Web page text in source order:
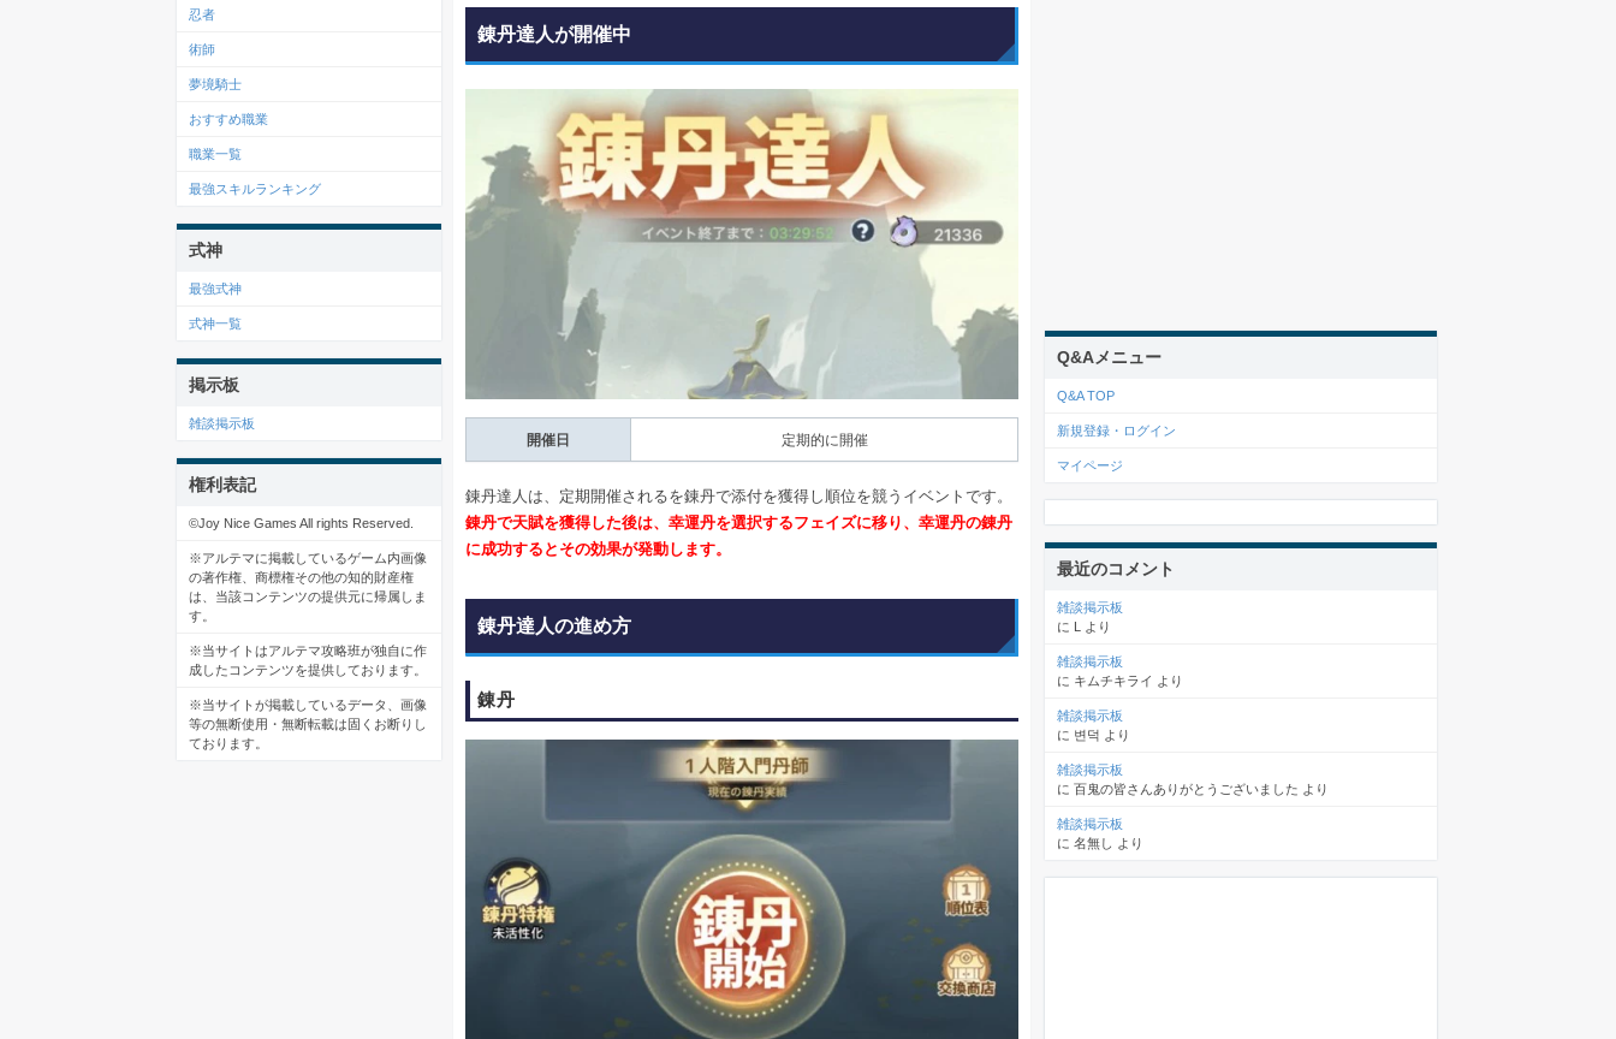
錬丹達人が開催中
開催日 定期的に開催
錬丹達人は、定期開催されるを錬丹で添付を獲得し順位を競うイベントです。
錬丹で天賦を獲得した後は、幸運丹を選択するフェイズに移り、幸運丹の錬丹
に成功するとその効果が発動します。
錬丹達人の進め方
錬丹
忍者
術師
夢境騎士
おすすめ職業
職業一覧
最強スキルランキング
式神
最強式神
式神一覧
掲示板
雑談掲示板
権利表記
©Joy Nice Games All rights Reserved.
※アルテマに掲載しているゲーム内画像
の著作権、商標権その他の知的財産権
は、当該コンテンツの提供元に帰属しま
す。
※当サイトはアルテマ攻略班が独自に作
成したコンテンツを提供しております。
※当サイトが掲載しているデータ、画像
等の無断使用・無断転載は固くお断りし
ております。
Q&Aメニュー
Q&A TOP
新規登録・ログイン
マイページ
最近のコメント
雑談掲示板
に
より
雑談掲示板
に キムチキライ より
雑談掲示板
に 변덕 より
雑談掲示板
に 百鬼の皆さんありがとうございました より
雑談掲示板
に 名無し より